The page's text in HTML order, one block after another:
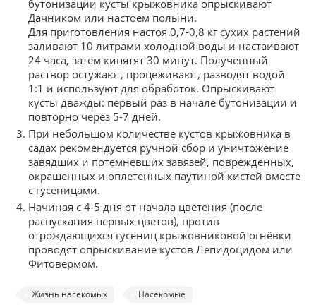
бутонизации кусты крыжовника опрыскивают
Дачником или настоем полыни.
Для приготовления настоя 0,7-0,8 кг сухих растений
заливают 10 литрами холодной воды и настаивают
24 часа, затем кипятят 30 минут. Полученный
раствор остужают, процеживают, разводят водой
1:1 и используют для обработок. Опрыскивают
кусты дважды: первый раз в начале бутонизации и
повторно через 5-7 дней.
При небольшом количестве кустов крыжовника в
садах рекомендуется ручной сбор и уничтожение
завядших и потемневших завязей, поврежденных,
окрашенных и оплетенных паутиной кистей вместе
с гусеницами.
Начиная с 4-5 дня от начала цветения (после
распускания первых цветов), против
отрождающихся гусениц крыжовниковой огнёвки
проводят опрыскивание кустов Лепидоцидом или
Фитовермом.
Жизнь насекомых Насекомые